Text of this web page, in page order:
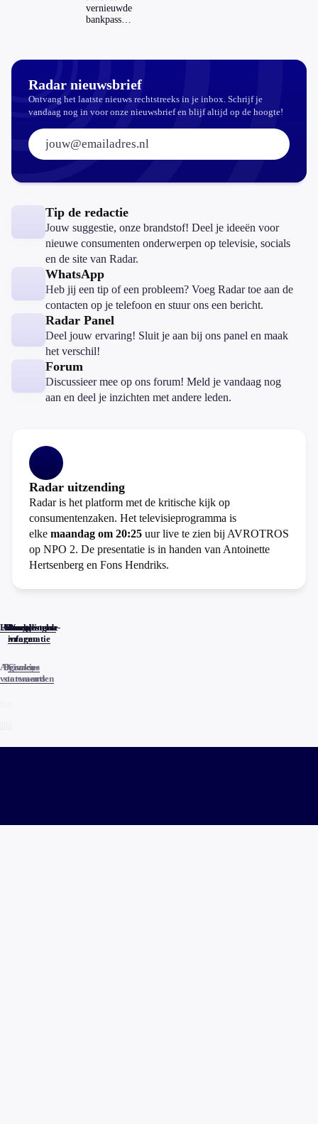
Nederland
en het
buitenland
vernieuwde
bankpassen
Radar nieuwsbrief
Ontvang het laatste nieuws rechtstreeks in je inbox. Schrijf je
vandaag nog in voor onze nieuwsbrief en blijf altijd op de hoogte!
E-mailadres:
Tip de redactie
Jouw suggestie, onze brandstof! Deel je ideeën voor
nieuwe consumenten onderwerpen op televisie, socials
en de site van Radar.
WhatsApp
Heb jij een tip of een probleem? Voeg Radar toe aan de
contacten op je telefoon en stuur ons een bericht.
Radar Panel
Deel jouw ervaring! Sluit je aan bij ons panel en maak
het verschil!
Forum
Discussieer mee op ons forum! Meld je vandaag nog
aan en deel je inzichten met andere leden.
Radar uitzending
Radar is het platform met de kritische kijk op
consumentenzaken. Het televisieprogramma is
elke maandag om 20:25 uur live te zien bij AVROTROS
op NPO 2. De presentatie is in handen van Antoinette
Hertsenberg en Fons Hendriks.
Home
Actueel
Uitzendingen
Reacties
Programma-
informatie
Veelgestelde
vragen
Algemene
voorwaarden
Privacy
statements
Cookies